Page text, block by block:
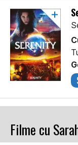
Filme cu